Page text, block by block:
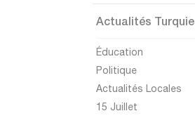
Erzincan
Eskişehir
Giresun
Actualités Turquie
Éducation
Politique
Actualités Locales
15 Juillet